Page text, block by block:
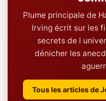
Plume principale de
Irving écrit sur les
secrets de l
dénicher les
Tous les articles de